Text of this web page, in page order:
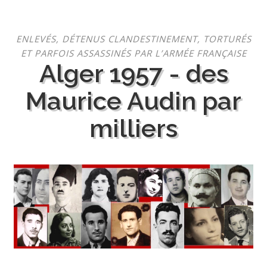
contenu
ENLEVÉS, DÉTENUS CLANDESTINEMENT, TORTURÉS
ET PARFOIS ASSASSINÉS PAR L’ARMÉE FRANÇAISE
Alger 1957 - des
Maurice Audin par
milliers